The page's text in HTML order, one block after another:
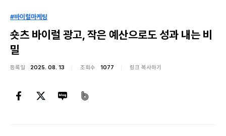
#바이럴마케팅
숏츠 바이럴 광고, 작은 예산으로도 성과 내는 비
밀
등록일 2025. 08. 13 조회수 1077 링크 복사하기